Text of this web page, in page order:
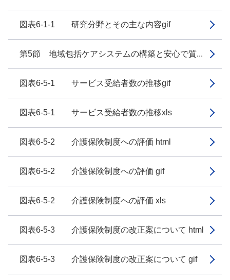
図表6-1-1 研究分野とその主な内容gif
第5節 地域包括ケアシステムの構築と安心で質...
図表6-5-1 サービス受給者数の推移gif
図表6-5-1 サービス受給者数の推移xls
図表6-5-2 介護保険制度への評価 html
図表6-5-2 介護保険制度への評価 gif
図表6-5-2 介護保険制度への評価 xls
図表6-5-3 介護保険制度の改正案について html
図表6-5-3 介護保険制度の改正案について gif